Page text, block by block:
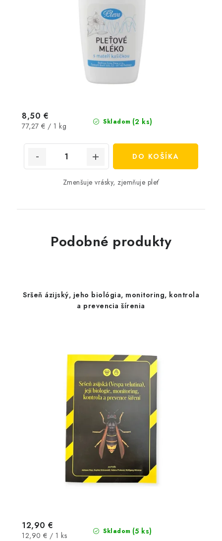
Skladom (2 ks)
8,50 €
Jednotková
77,27 € / 1 kg
DO KOŠÍKA
Zmenšuje vrásky, zjemňuje pleť
Podobné produkty
Sršeň ázijský, jeho biológia, monitoring, kontrola
a prevencia šírenia
Skladom (5 ks)
12,90 €
Jednotková
12,90 € / 1 ks